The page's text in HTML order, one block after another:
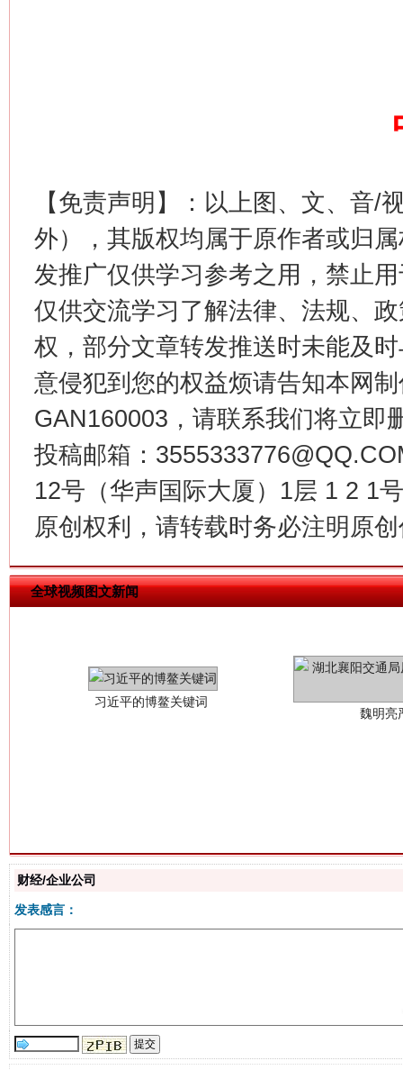
【免责声明】：以上图、文、音/
外），其版权均属于原作者或归
发推广仅供学习参考之用，禁止
仅供交流学习了解法律、法规、
权，部分文章转发推送时未能及
意侵犯到您的权益烦请告知本网
GAN160003，请联系我们将立即
投稿邮箱：
12号（华声国际大厦）1层 1 2 1
原创权利，请转载时务必注明原
全球视频图文新闻
谢
在谋一域中谋全局
今
习近平的博鳌关键词
魏明亮
财经/企业公司
发表感言：